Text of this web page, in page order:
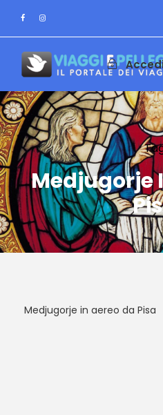
Medjugorje
Medjugorje in aereo da Pisa